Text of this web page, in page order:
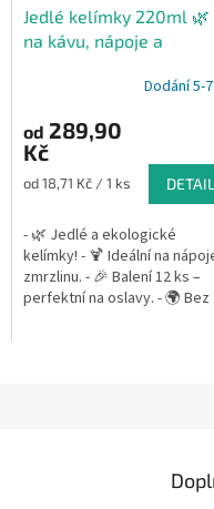
Jedlé kelímky 220ml 🌿
na kávu, nápoje a
Dodání 5-
od 289,90
Kč
Měrná
od 18,71 Kč / 1 ks DETAIL
- 🌿 Jedlé a ekologické
kelímky! - 🍹 Ideální na
zmrzlinu. - 🎉 Balení 12 ks –
perfektní na oslavy. - 🌍 Bez